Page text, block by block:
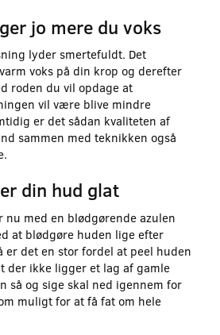
jo mere du voks
lyder smertefuldt. Det
voks på din krop og derefter
roden du vil opdage at
vil være blive mindre
er det sådan kvaliteten af
sammen med teknikken også
din hud glat
nu med en blødgørende azulen
at blødgøre huden lige efter
er det en stor fordel at peel huden
der ikke ligger et lag af gamle
så og sige skal ned igennem for
muligt for at få fat om hele